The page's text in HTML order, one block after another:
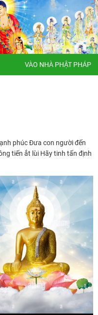
VÀO NHÀ PHẬT PHÁP
phúc Đưa con người đến
tiến ắt lùi Hãy tinh tấn định